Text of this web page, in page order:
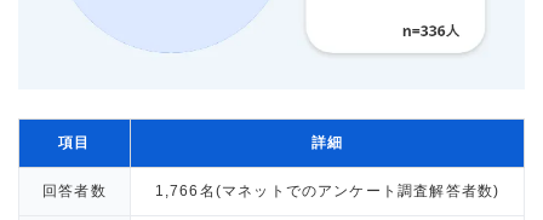
項目 詳細
回答者数 1,766名(マネットでのアンケート調査解答者数)